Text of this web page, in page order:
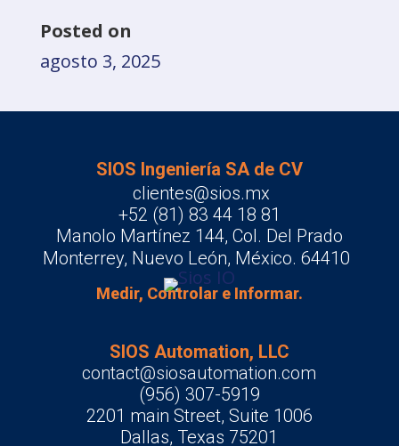
Posted on
agosto 3, 2025
SIOS Ingeniería SA de CV
clientes@sios.mx
+52 (81) 83 44 18 81
Manolo Martínez 144, Col. Del Prado
Monterrey, Nuevo León, México. 64410
Medir, Controlar e Informar.
SIOS Automation, LLC
contact@siosautomation.com
(956) 307-5919
2201 main Street, Suite 1006
Dallas, Texas 75201